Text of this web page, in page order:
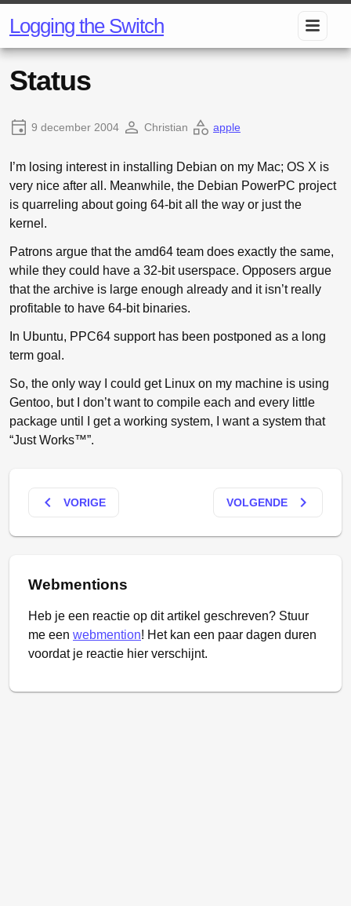
Logging the Switch
Status
9 december 2004 Christian apple
I’m losing interest in installing Debian on my Mac; OS X is
very nice after all. Meanwhile, the Debian PowerPC project
is quarreling about going 64-bit all the way or just the
kernel.
Patrons argue that the amd64 team does exactly the same,
while they could have a 32-bit userspace. Opposers argue
that the archive is large enough already and it isn’t really
profitable to have 64-bit binaries.
In Ubuntu, PPC64 support has been postponed as a long
term goal.
So, the only way I could get Linux on my machine is using
Gentoo, but I don’t want to compile each and every little
package until I get a working system, I want a system that
“Just Works™”.
keyboard_arrow_left VORIGE VOLGENDE keyboard_arrow_right
Webmentions
Heb je een reactie op dit artikel geschreven? Stuur
me een webmention! Het kan een paar dagen duren
voordat je reactie hier verschijnt.